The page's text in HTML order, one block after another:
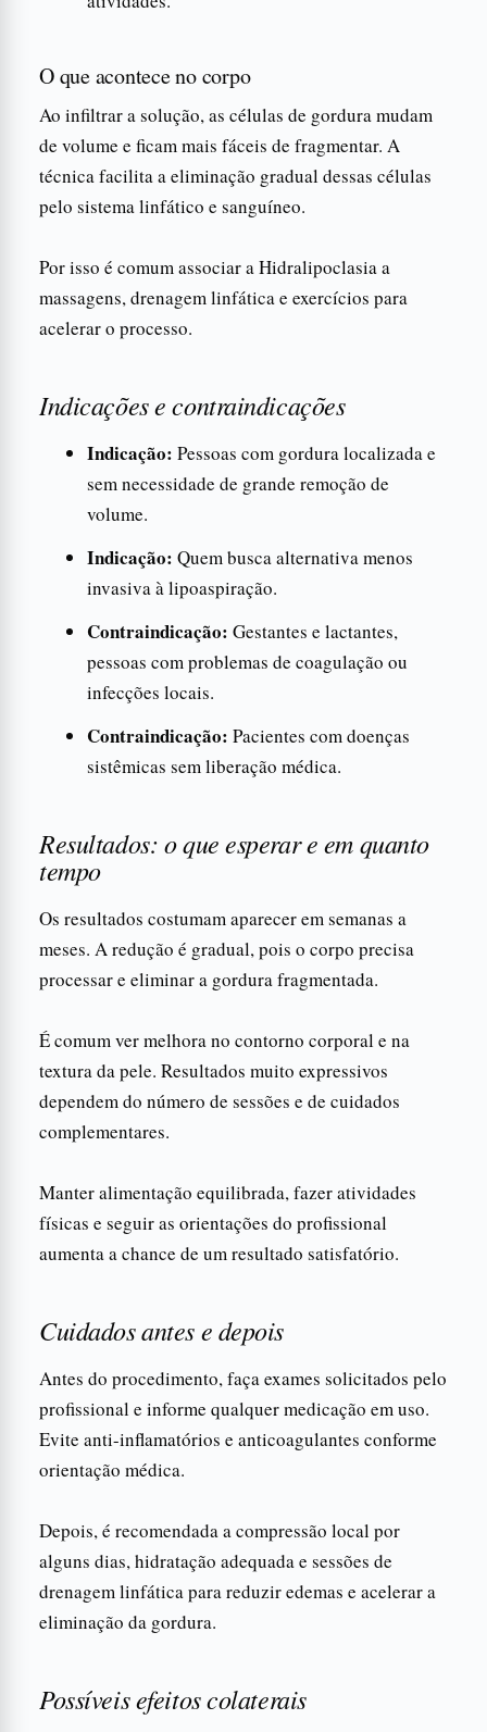
O que acontece no corpo
Ao infiltrar a solução, as células de gordura mudam
de volume e ficam mais fáceis de fragmentar. A
técnica facilita a eliminação gradual dessas células
pelo sistema linfático e sanguíneo.
Por isso é comum associar a Hidralipoclasia a
massagens, drenagem linfática e exercícios para
acelerar o processo.
Indicações e contraindicações
Indicação: Pessoas com gordura localizada e
sem necessidade de grande remoção de
volume.
Indicação: Quem busca alternativa menos
invasiva à lipoaspiração.
Contraindicação: Gestantes e lactantes,
pessoas com problemas de coagulação ou
infecções locais.
Contraindicação: Pacientes com doenças
sistêmicas sem liberação médica.
Resultados: o que esperar e em quanto
tempo
Os resultados costumam aparecer em semanas a
meses. A redução é gradual, pois o corpo precisa
processar e eliminar a gordura fragmentada.
É comum ver melhora no contorno corporal e na
textura da pele. Resultados muito expressivos
dependem do número de sessões e de cuidados
complementares.
Manter alimentação equilibrada, fazer atividades
físicas e seguir as orientações do profissional
aumenta a chance de um resultado satisfatório.
Cuidados antes e depois
Antes do procedimento, faça exames solicitados pelo
profissional e informe qualquer medicação em uso.
Evite anti-inflamatórios e anticoagulantes conforme
orientação médica.
Depois, é recomendada a compressão local por
alguns dias, hidratação adequada e sessões de
drenagem linfática para reduzir edemas e acelerar a
eliminação da gordura.
Possíveis efeitos colaterais